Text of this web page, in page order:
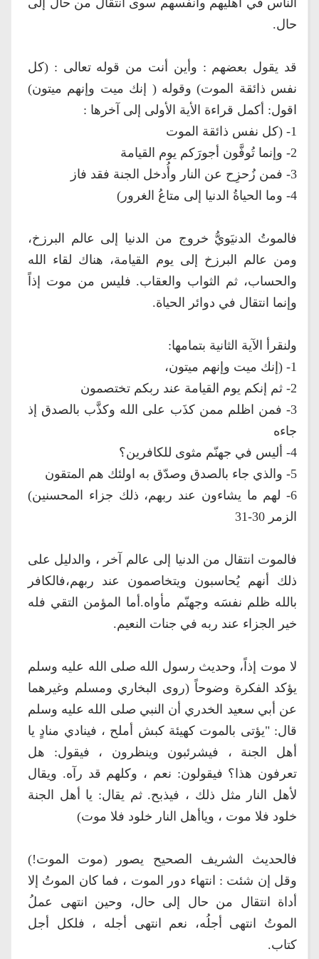
حال.
قد يقول بعضهم : وأين أنت من قوله تعالى : (كل
نفس ذائقة الموت) وقوله ( إنك ميت وإنهم ميتون)
اقول: أكمل قراءة الأية الأولى إلى آخرها :
1- (كل نفس ذائقة الموت
2- وإنما تُوفَّون أجورَكم يوم القيامة
3- فمن زُحزِح عن النار وأُدخل الجنة فقد فاز
4- وما الحياةُ الدنيا إلى متاعُ الغرور)
فالموتُ الدنيَويُّ خروج من الدنيا إلى عالم البرزخ،
ومن عالم البرزخ إلى يوم القيامة، هناك لقاء الله
والحساب، ثم الثواب والعقاب. فليس من موت إذاً
وإنما انتقال في دوائر الحياة.
ولنقرأ الآية الثانية بتمامها:
1- (إنك ميت وإنهم ميتون،
2- ثم إنكم يوم القيامة عند ربكم تختصمون
3- فمن اظلم ممن كذَب على الله وكذَّب بالصدق إذ
جاءه
4- أليس في جهنّم مثوى للكافرين؟
5- والذي جاء بالصدق وصدّق به اولئك هم المتقون
6- لهم ما يشاءون عند ربهم، ذلك جزاء المحسنين)
الزمر 30-31
فالموت انتقال من الدنيا إلى عالم آخر ، والدليل على
ذلك أنهم يُحاسبون ويتخاصمون عند ربهم،فالكافر
بالله ظلم نفسَه وجهنّم مأواه.أما المؤمن التقي فله
خير الجزاء عند ربه في جنات النعيم.
لا موت إذاً، وحديث رسول الله صلى الله عليه وسلم
يؤكد الفكرة وضوحاً (روى البخاري ومسلم وغيرهما
عن أبي سعيد الخدري أن النبي صلى الله عليه وسلم
قال: "يؤتى بالموت كهيئة كبش أملح ، فينادي منادٍ يا
أهل الجنة ، فيشرئبون وينظرون ، فيقول: هل
تعرفون هذا؟ فيقولون: نعم ، وكلهم قد رآه. ويقال
لأهل النار مثل ذلك ، فيذبح. ثم يقال: يا أهل الجنة
خلود فلا موت ، وياأهل النار خلود فلا موت)
فالحديث الشريف الصحيح يصور (موت الموت!)
وقل إن شئت : انتهاء دور الموت ، فما كان الموتُ إلا
أداة انتقال من حال إلى حال، وحين انتهى عملُ
الموتُ انتهى أجلُه، نعم انتهى أجله ، فلكل أجل
كتاب.